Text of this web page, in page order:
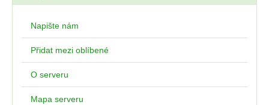
Napište nám
Přidat mezi oblíbené
O serveru
Mapa serveru